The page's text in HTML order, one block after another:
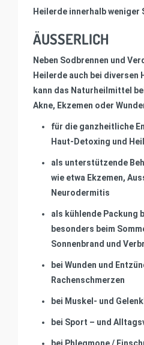
Heilerde innerhalb
ÄUSSERLICH
Neben Sodbrennen und
Heilerde auch bei diversen
kann das Naturheilmittel
Akne, Ekzemen oder
für die ganzheitliche
Haut-Detoxing und
als unterstützende
wie etwa Ekzemen,
Neurodermitis
als kühlende Packung
besonders beim
Sonnenbrand und
bei Wunden und
Rachenschmerzen
bei Muskel- und
bei Sport – und